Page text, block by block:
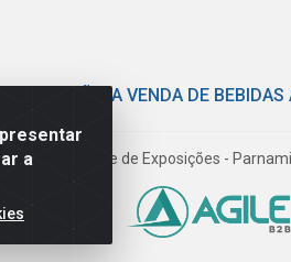
a
A VENDA DE
Tim - Parque de Exposições -